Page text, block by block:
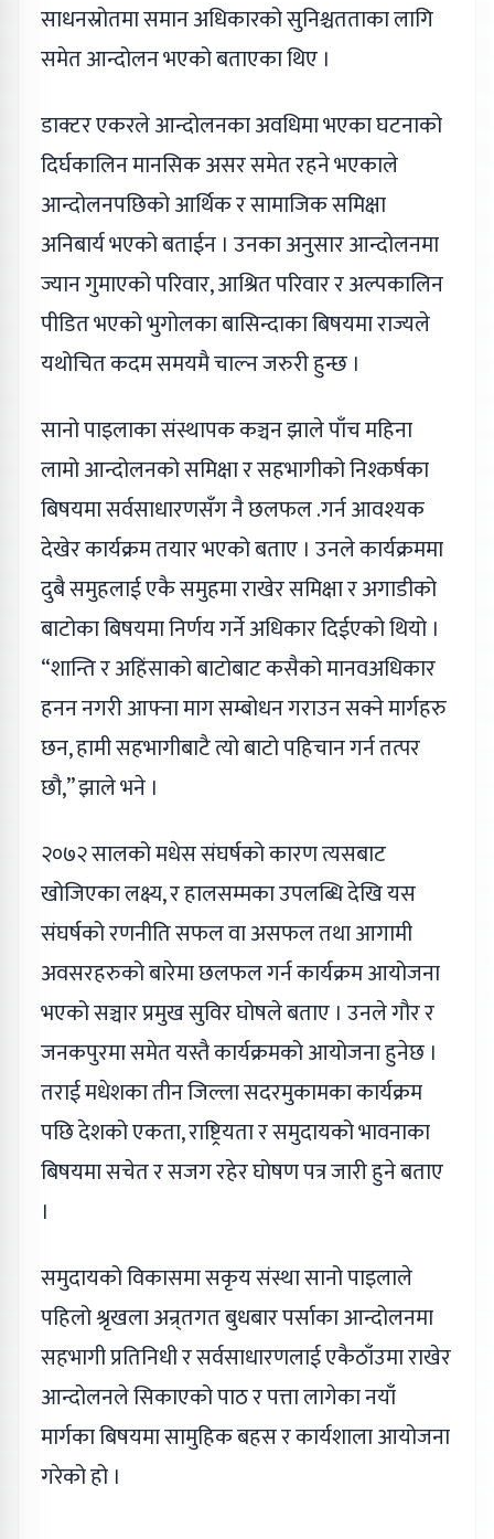
साधनस्रोतमा समान अधिकारको सुनिश्चतताका लागि
समेत आन्दोलन भएको बताएका थिए ।
डाक्टर एकरले आन्दोलनका अवधिमा भएका घटनाको
दिर्घकालिन मानसिक असर समेत रहने भएकाले
आन्दोलनपछिको आर्थिक र सामाजिक समिक्षा
अनिबार्य भएको बताईन । उनका अनुसार आन्दोलनमा
ज्यान गुमाएको परिवार, आश्रित परिवार र अल्पकालिन
पीडित भएको भुगोलका बासिन्दाका बिषयमा राज्यले
यथोचित कदम समयमै चाल्न जरुरी हुन्छ ।
सानो पाइलाका संस्थापक कञ्चन झाले पाँच महिना
लामो आन्दोलनको समिक्षा र सहभागीको निश्कर्षका
बिषयमा सर्वसाधारणसँग नै छलफल .गर्न आवश्यक
देखेर कार्यक्रम तयार भएको बताए । उनले कार्यक्रममा
दुबै समुहलाई एकै समुहमा राखेर समिक्षा र अगाडीको
बाटोका बिषयमा निर्णय गर्ने अधिकार दिईएको थियो ।
“शान्ति र अहिंसाको बाटोबाट कसैको मानवअधिकार
हनन नगरी आफ्ना माग सम्बोधन गराउन सक्ने मार्गहरु
छन, हामी सहभागीबाटै त्यो बाटो पहिचान गर्न तत्पर
छौ,” झाले भने ।
२०७२ सालको मधेस संघर्षको कारण त्यसबाट
खोजिएका लक्ष्य, र हालसम्मका उपलब्धि देखि यस
संघर्षको रणनीति सफल वा असफल तथा आगामी
अवसरहरुको बारेमा छलफल गर्न कार्यक्रम आयोजना
भएको सञ्चार प्रमुख सुविर घोषले बताए । उनले गौर र
जनकपुरमा समेत यस्तै कार्यक्रमको आयोजना हुनेछ ।
तराई मधेशका तीन जिल्ला सदरमुकामका कार्यक्रम
पछि देशको एकता, राष्ट्रियता र समुदायको भावनाका
बिषयमा सचेत र सजग रहेर घोषण पत्र जारी हुने बताए
।
समुदायको विकासमा सकृय संस्था सानो पाइलाले
पहिलो श्रृखला अन्र्तगत बुधबार पर्साका आन्दोलनमा
सहभागी प्रतिनिधी र सर्वसाधारणलाई एकैठाँउमा राखेर
आन्दोलनले सिकाएको पाठ र पत्ता लागेका नयाँ
मार्गका बिषयमा सामुहिक बहस र कार्यशाला आयोजना
गरेको हो ।